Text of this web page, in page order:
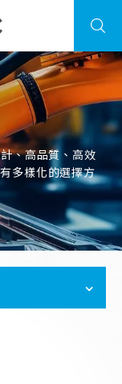
、高品質、高效
多樣化的選擇方